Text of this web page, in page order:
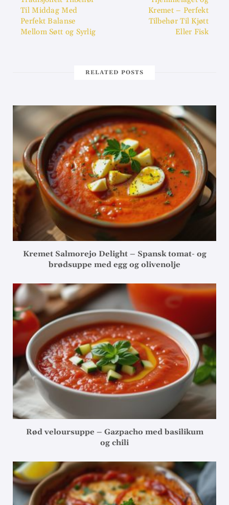
Til Middag Med
Perfekt Balanse
Mellom Søtt og Syrlig
Kremet – Perfekt
Tilbehør Til Kjøtt
Eller Fisk
RELATED POSTS
Kremet Salmorejo Delight – Spansk tomat- og
brødsuppe med egg og olivenolje
Rød veloursuppe – Gazpacho med basilikum
og chili